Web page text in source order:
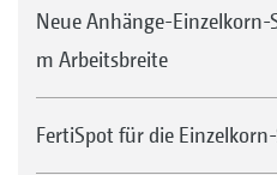
Neue Anhänge-Einzelkorn-
m Arbeitsbreite
FertiSpot für die